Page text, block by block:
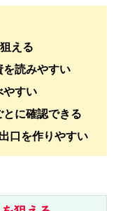
える
を読みやすい
やすい
とに確認できる
口を作りやすい